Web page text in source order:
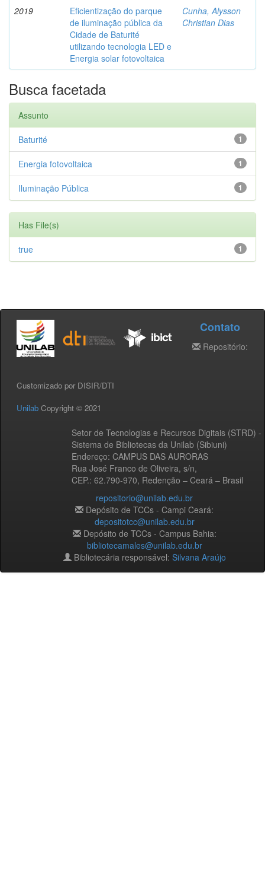
2019
Eficientização do parque
de iluminação pública da
Cidade de Baturité
utilizando tecnologia LED e
Energia solar fotovoltaica
Cunha, Alysson
Christian Dias
Busca facetada
Assunto
1
Baturité
1
Energia fotovoltaica
1
Iluminação Pública
Has File(s)
1
true
Customizado por DISIR/DTI
Unilab Copyright © 2021
Setor de Tecnologias e Recursos Digitais (STRD) -
Sistema de Bibliotecas da Unilab (Sibiuni)
Endereço: CAMPUS DAS AURORAS
Rua José Franco de Oliveira, s/n,
CEP.: 62.790-970, Redenção – Ceará – Brasil
Contato
Repositório:
repositorio@unilab.edu.br
Depósito de TCCs - Campi Ceará:
depositotcc@unilab.edu.br
Depósito de TCCs - Campus Bahia:
bibliotecamales@unilab.edu.br
Bibliotecária responsável: Silvana Araújo